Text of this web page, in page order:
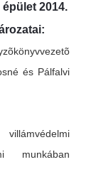
2014.
és Pálfalvi
munkában